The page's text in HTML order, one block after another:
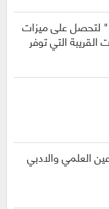
لتحصل على ميزات
التي توفر